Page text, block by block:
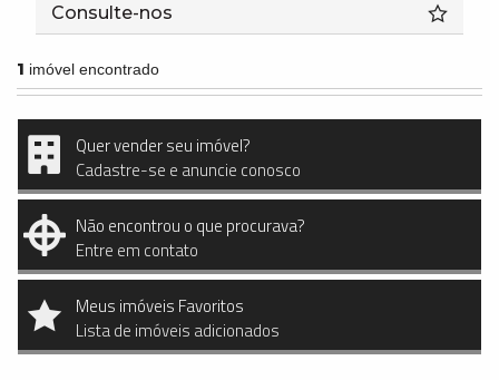
Consulte-nos
1 imóvel encontrado
Quer vender seu imóvel?
Cadastre-se e anuncie conosco
Não encontrou o que procurava?
Entre em contato
Meus imóveis Favoritos
Lista de imóveis adicionados